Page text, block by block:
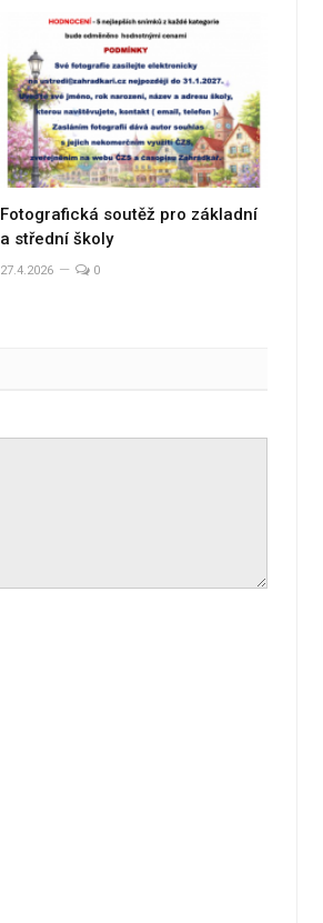
Fotografická soutěž pro základní
a střední školy
27.4.2026 0